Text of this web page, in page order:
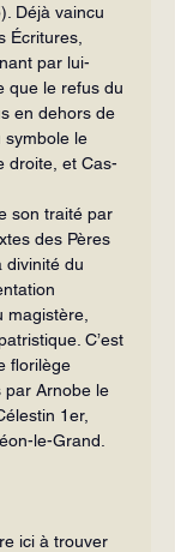
Déjà vaincu
Écritures,
par lui-
que le refus du
en dehors de
symbole le
droite, et Cas­
son traité par
des Pères
divinité du
magistère,
C’est
florilège
par Ar­nobe le
1er,
le-Grand.
ici à trouver